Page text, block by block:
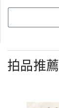
拍品推薦